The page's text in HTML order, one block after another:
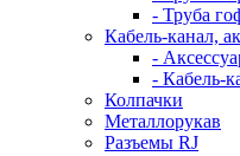
- Труба
Кабель-канал,
-
- Кабель-
Колпачки
Металлорукав
Разъемы RJ